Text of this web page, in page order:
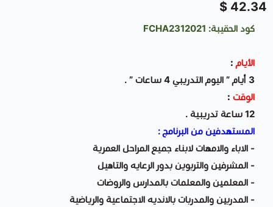
42.34 $
كود الحقيبة: FCHA2312021
الأيام :
3 أيام ” اليوم التدريبي 4 ساعات ” .
الوقت :
12 ساعة تدريبية .
المستهدفين من البرنامج :
- الاباء والامهات لابناء جميع المراحل العمرية
- المشرفين والتربوين بدور الرعايه والتاهيل
- المعلمين والمعلمات بالمدارس والروضات
- المدربين والمدربات بالانديه الاجتماعية والرياضية